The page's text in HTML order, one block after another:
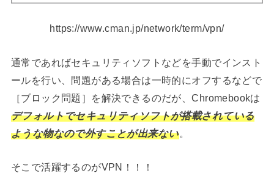
https://www.cman.jp/network/term/vpn/
通常であればセキュリティソフトなどを手動でインスト
ールを行い、問題がある場合は一時的にオフするなどで
［ブロック問題］を解決できるのだが、Chromebookは
デフォルトでセキュリティソフトが搭載されている
ような物なので外すことが出来ない。
そこで活躍するのがVPN！！！